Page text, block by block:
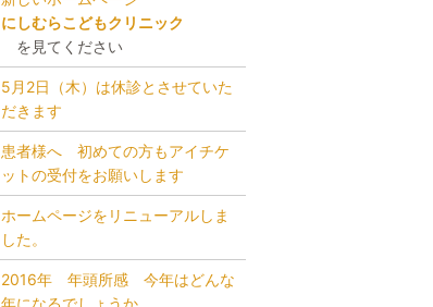
にしむらこどもクリニック
を見てください
5月2日（木）は休診とさせていた
だきます
患者様へ 初めての方もアイチケ
ットの受付をお願いします
ホームページをリニューアルしま
した。
2016年 年頭所感 今年はどんな
年になるでしょうか